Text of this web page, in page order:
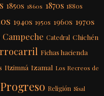
1850s 1860s 1870s 1880s
1940s 1950s 1960s 1970s
Campeche Catedral Chichén
Fichas hacienda
Itzimná Izamal Los Recreos de
Progreso Religión Sisal